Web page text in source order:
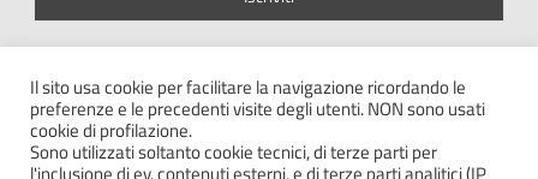
SEGUICI SU
Il sito usa cookie per facilitare la navigazione ricordando le
preferenze e le precedenti visite degli utenti. NON sono usati
cookie di profilazione.
Sono utilizzati soltanto cookie tecnici, di terze parti per